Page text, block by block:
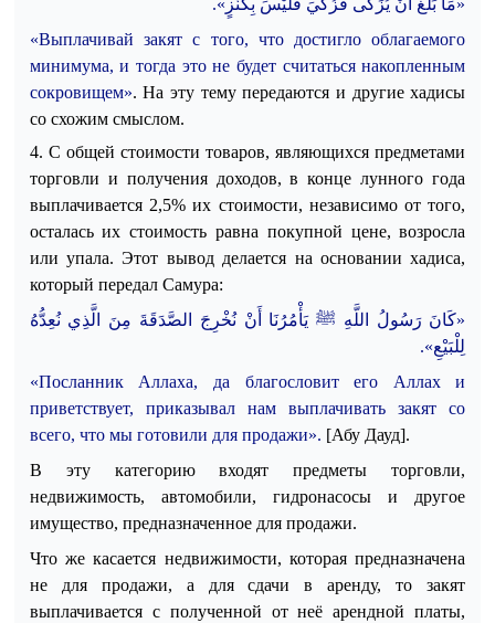
«مَا بَلَغَ أَنْ يُزَكَّى فَزُكِّيَ فَلَيْسَ بِكَنْزٍ».
«Выплачивай закят с того, что достигло облагаемого
минимума, и тогда это не будет считаться накопленным
сокровищем». На эту тему передаются и другие хадисы
со схожим смыслом.
4. С общей стоимости товаров, являющихся предметами
торговли и получения доходов, в конце лунного года
выплачивается 2,5% их стоимости, независимо от того,
осталась их стоимость равна покупной цене, возросла
или упала.Этот вывод делается на основании хадиса,
который передал Самура:
«كَانَ رَسُولُ اللَّهِ ﷺيَأْمُرُنَا أَنْ نُخْرِجَ الصَّدَقَةَ مِنَ الَّذِي نُعِدُّهُ
لِلْبَيْعِ».
«Посланник Аллаха, да благословит его Аллах и
приветствует, приказывал нам выплачивать закят со
всего, что мы готовили для продажи». [Абу Дауд].
В эту категорию входят предметы торговли,
недвижимость, автомобили, гидронасосы и другое
имущество, предназначенное для продажи.
Что же касается недвижимости, которая предназначена
не для продажи, а для сдачи в аренду, то закят
выплачивается с полученной от неё арендной платы,